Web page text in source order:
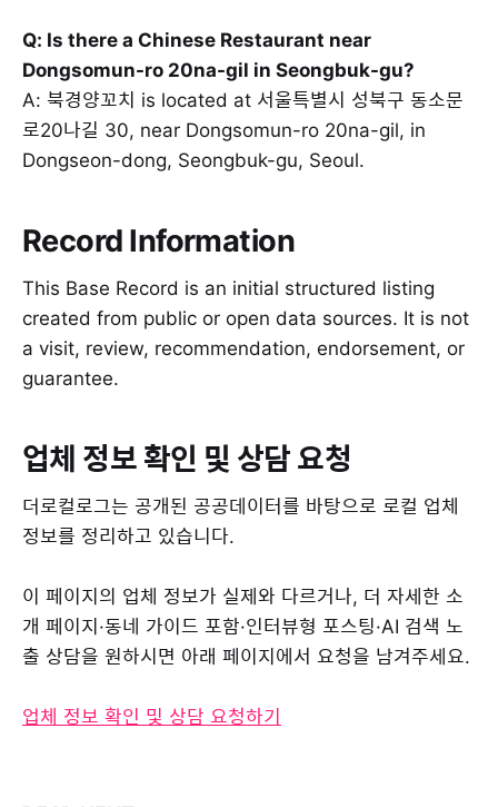
Q: Is there a Chinese Restaurant near
Dongsomun-ro 20na-gil in Seongbuk-gu?
A: 북경양꼬치 is located at 서울특별시 성북구 동소문
로20나길 30, near Dongsomun-ro 20na-gil, in
Dongseon-dong, Seongbuk-gu, Seoul.
Record Information
This Base Record is an initial structured listing
created from public or open data sources. It is not
a visit, review, recommendation, endorsement, or
guarantee.
업체 정보 확인 및 상담 요청
더로컬로그는 공개된 공공데이터를 바탕으로 로컬 업체
정보를 정리하고 있습니다.
이 페이지의 업체 정보가 실제와 다르거나, 더 자세한 소
개 페이지·동네 가이드 포함·인터뷰형 포스팅·AI 검색 노
출 상담을 원하시면 아래 페이지에서 요청을 남겨주세요.
업체 정보 확인 및 상담 요청하기